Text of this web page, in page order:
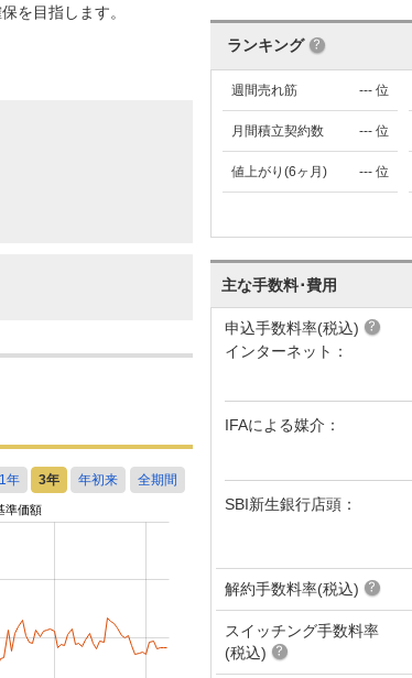
を目指します。
準価額
ランキング
--- 位
週間売れ筋
--- 位
月間積立契約数
--- 位
値上がり(6ヶ月)
主な手数料･費用
申込手数料率(税込)
インターネット：
IFAによる媒介：
SBI新生銀行店頭：
解約手数料率(税込)
スイッチング手数料率
(税込)